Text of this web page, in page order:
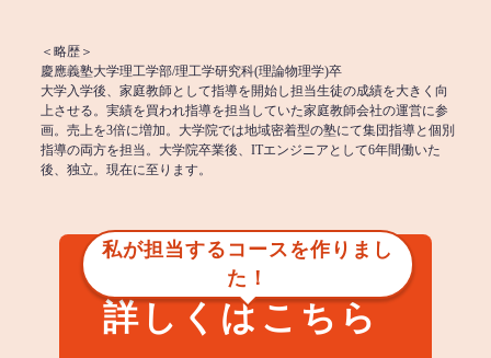
＜略歴＞
慶應義塾大学理工学部/理工学研究科(理論物理学)卒
大学入学後、家庭教師として指導を開始し担当生徒の成績を大きく向
上させる。実績を買われ指導を担当していた家庭教師会社の運営に参
画。売上を3倍に増加。大学院では地域密着型の塾にて集団指導と個別
指導の両方を担当。大学院卒業後、ITエンジニアとして6年間働いた
後、独立。現在に至ります。
私が担当するコースを作りまし
た！
詳しくはこちら